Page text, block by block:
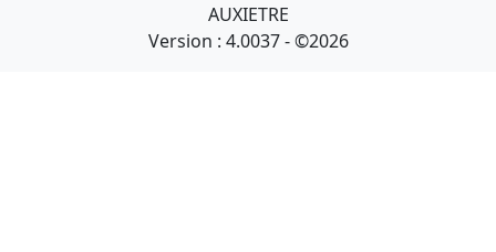
AUXIETRE
Version : 4.0037 - ©2026